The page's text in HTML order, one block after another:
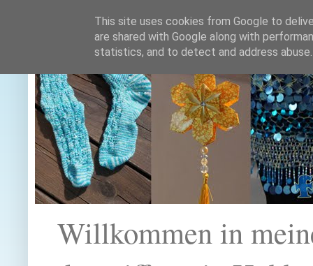
Willkommen in
This site uses cookies from Google to
are shared with Google along with
statistics, and to detect and address abuse.